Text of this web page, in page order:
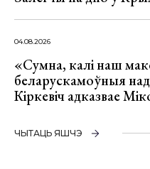
04.08.2026
«Сумна, калі наш
беларускамоўныя
Кіркевіч адказвае
ЧЫТАЦЬ ЯШЧЭ